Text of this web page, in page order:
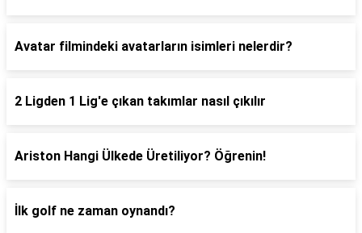
Avatar filmindeki avatarların isimleri nelerdir?
2 Ligden 1 Lig'e çıkan takımlar nasıl çıkılır
Ariston Hangi Ülkede Üretiliyor? Öğrenin!
İlk golf ne zaman oynandı?